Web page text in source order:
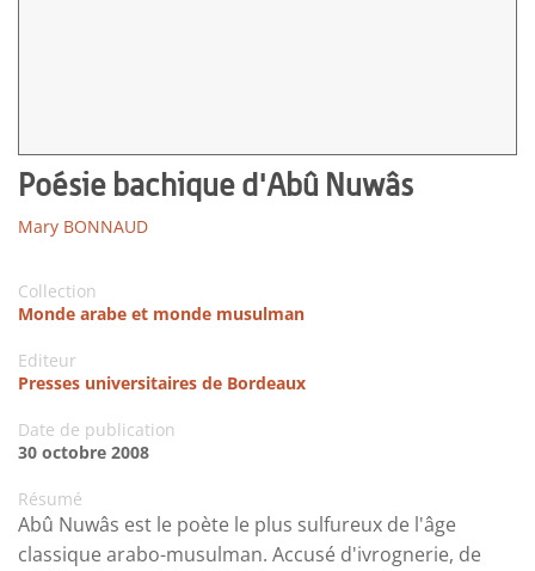
Poésie bachique d'Abû Nuwâs
Mary BONNAUD
Collection
Monde arabe et monde musulman
Editeur
Presses universitaires de Bordeaux
Date de publication
30 octobre 2008
Résumé
Abû Nuwâs est le poète le plus sulfureux de l'âge
classique arabo-musulman. Accusé d'ivrognerie, de